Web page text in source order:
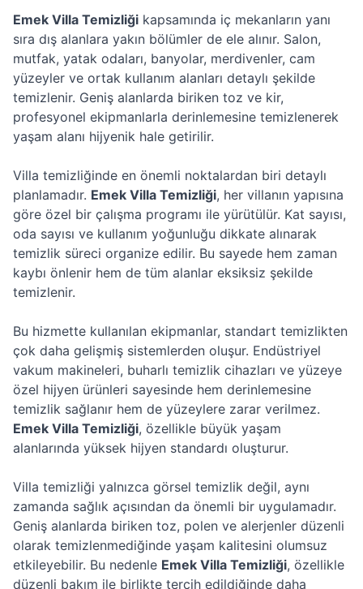
Emek Villa Temizliği kapsamında iç mekanların yanı
sıra dış alanlara yakın bölümler de ele alınır. Salon,
mutfak, yatak odaları, banyolar, merdivenler, cam
yüzeyler ve ortak kullanım alanları detaylı şekilde
temizlenir. Geniş alanlarda biriken toz ve kir,
profesyonel ekipmanlarla derinlemesine temizlenerek
yaşam alanı hijyenik hale getirilir.
Villa temizliğinde en önemli noktalardan biri detaylı
planlamadır. Emek Villa Temizliği, her villanın yapısına
göre özel bir çalışma programı ile yürütülür. Kat sayısı,
oda sayısı ve kullanım yoğunluğu dikkate alınarak
temizlik süreci organize edilir. Bu sayede hem zaman
kaybı önlenir hem de tüm alanlar eksiksiz şekilde
temizlenir.
Bu hizmette kullanılan ekipmanlar, standart temizlikten
çok daha gelişmiş sistemlerden oluşur. Endüstriyel
vakum makineleri, buharlı temizlik cihazları ve yüzeye
özel hijyen ürünleri sayesinde hem derinlemesine
temizlik sağlanır hem de yüzeylere zarar verilmez.
Emek Villa Temizliği, özellikle büyük yaşam
alanlarında yüksek hijyen standardı oluşturur.
Villa temizliği yalnızca görsel temizlik değil, aynı
zamanda sağlık açısından da önemli bir uygulamadır.
Geniş alanlarda biriken toz, polen ve alerjenler düzenli
olarak temizlenmediğinde yaşam kalitesini olumsuz
etkileyebilir. Bu nedenle Emek Villa Temizliği, özellikle
düzenli bakım ile birlikte tercih edildiğinde daha